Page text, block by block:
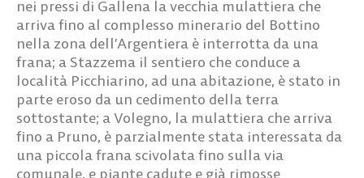
nei pressi di Gallena la vecchia mulattiera che
arriva fino al complesso minerario del Bottino
nella zona dell’Argentiera è interrotta da una
frana; a Stazzema il sentiero che conduce a
località Picchiarino, ad una abitazione, è stato in
parte eroso da un cedimento della terra
sottostante; a Volegno, la mulattiera che arriva
fino a Pruno, è parzialmente stata interessata da
una piccola frana scivolata fino sulla via
comunale, e piante cadute e già rimosse